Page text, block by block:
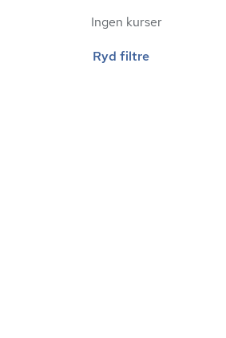
Ingen kurser
Ryd filtre